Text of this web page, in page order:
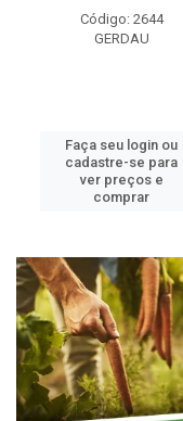
Código: 2644
GERDAU
Faça seu login ou
cadastre-se para
ver preços e
comprar